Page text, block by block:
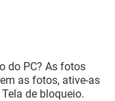
do PC? As fotos
as fotos, ative-as
de bloqueio.